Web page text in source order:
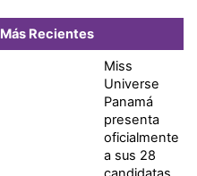
Más Recientes
Miss
Universe
Panamá
presenta
oficialmente
a sus 28